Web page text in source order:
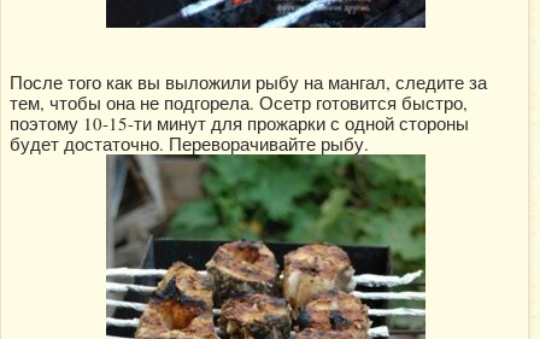
После того как вы выложили рыбу на мангал, следите за
тем, чтобы она не подгорела. Осетр готовится быстро,
поэтому 10-15-ти минут для прожарки с одной стороны
будет достаточно. Переворачивайте рыбу.